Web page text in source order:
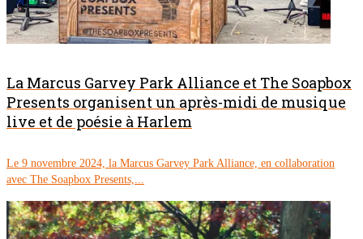
La Marcus Garvey Park Alliance et The Soapbox
Presents organisent un après-midi de musique
live et de poésie à Harlem
Le 9 novembre 2024, la Marcus Garvey Park Alliance, en collaboration
avec The Soapbox Presents,...